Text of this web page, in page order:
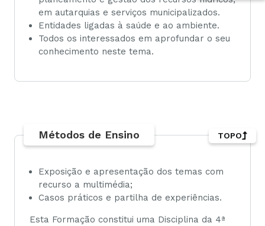
em autarquias e serviços municipalizados.
Entidades ligadas à saúde e ao ambiente.
Todos os interessados em aprofundar o seu
conhecimento neste tema.
Métodos de Ensino
Exposição e apresentação dos temas com
recurso a multimédia;
Casos práticos e partilha de experiências.
Esta Formação constitui uma Disciplina da 4ª
TOPO